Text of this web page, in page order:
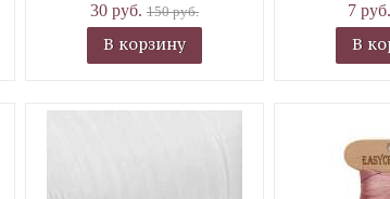
30 руб. 150 руб.
В корзину
7
В